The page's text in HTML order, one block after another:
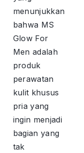
menunjukkan
bahwa MS
Glow For
Men adalah
produk
perawatan
kulit khusus
pria yang
ingin menjadi
bagian yang
tak